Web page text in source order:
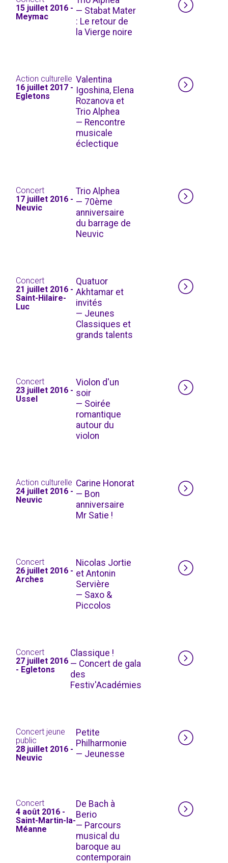
15 juillet 2016 -
Meymac
— Stabat Mater
: Le retour de
la Vierge noire
Action culturelle
16 juillet 2017 -
Egletons
Valentina
Igoshina, Elena
Rozanova et
Trio Alphea
— Rencontre
musicale
éclectique
Concert
17 juillet 2016 -
Neuvic
Trio Alphea
— 70ème
anniversaire
du barrage de
Neuvic
Concert
21 juillet 2016 -
Saint-Hilaire-
Luc
Quatuor
Akhtamar et
invités
— Jeunes
Classiques et
grands talents
Concert
23 juillet 2016 -
Ussel
Violon d'un
soir
— Soirée
romantique
autour du
violon
Action culturelle
24 juillet 2016 -
Neuvic
Carine Honorat
— Bon
anniversaire
Mr Satie !
Concert
26 juillet 2016 -
Arches
Nicolas Jortie
et Antonin
Servière
— Saxo &
Piccolos
Concert
27 juillet 2016
- Egletons
Classique !
— Concert de gala
des
Festiv'Académies
Concert jeune
public
28 juillet 2016 -
Neuvic
Petite
Philharmonie
— Jeunesse
Concert
4 août 2016 -
Saint-Martin-la-
Méanne
De Bach à
Berio
— Parcours
musical du
baroque au
contemporain